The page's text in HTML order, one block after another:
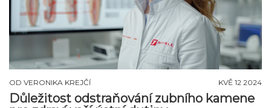
OD VERONIKA KREJČÍ KVĚ 12 2024
Důležitost odstraňování zubního kamene